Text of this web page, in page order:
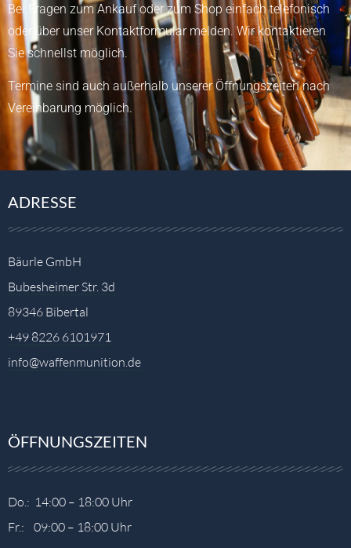
Bei Fragen zum Ankauf oder zum Shop einfach telefonisch
oder über unser Kontaktformularmelden.Wir kontaktieren
Sie schnellst möglich.
Termine sind auch außerhalb unserer Öffnungszeiten nach
Vereinbarung möglich.
ADRESSE
Bäurle GmbH
Bubesheimer Str. 3d
89346 Bibertal
+49 8226 6101971
info@waffenmunition.de
ÖFFNUNGSZEITEN
Do.: 14:00 – 18:00 Uhr
Fr.: 09:00 – 18:00 Uhr